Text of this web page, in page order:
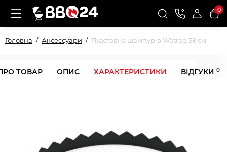
0
Головна Аксессуари Підставка шампурів Watrag 38 см
ТОВАР ОПИС ХАРАКТЕРИСТИКИ ВІДГУКИ 0